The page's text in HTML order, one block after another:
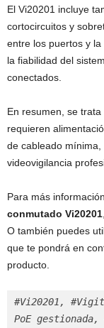
El Vi20201 incluye
cortocircuitos y
entre los puertos y
la fiabilidad del
conectados.
En resumen, se
requieren
de cableado
videovigilancia
Para más
conmutado Vi20201
O también puedes
que te pondrá en
producto.
#Vi20201,
PoE